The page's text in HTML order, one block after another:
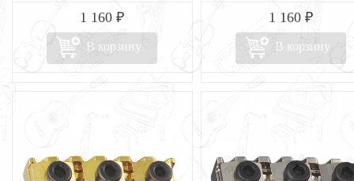
1 160 ₽
В корзину
1 160 ₽
В корзину